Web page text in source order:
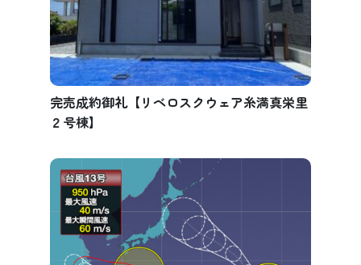
完売成約御礼【リベロスクウェア糸満真栄里
２号棟】